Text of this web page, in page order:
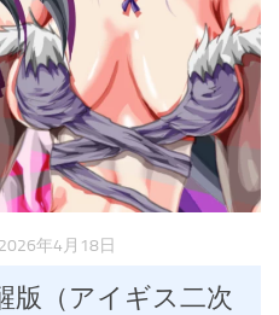
2026年4月18日
版（アイギス二次